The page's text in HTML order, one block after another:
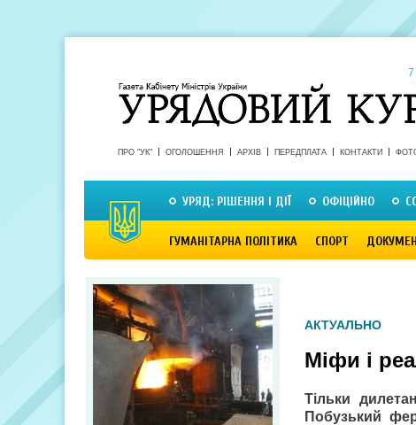
7
ПРО "УК" ОГОЛОШЕННЯ АРХІВ ПЕРЕДПЛАТА КОНТАКТИ
УРЯД: РІШЕННЯ І ДІЇ ОФІЦІЙНО
ГУМАНІТАРНА ПОЛІТИКА СПОРТ
АКТУАЛЬНО
Міфи і
Тільки
Побузький